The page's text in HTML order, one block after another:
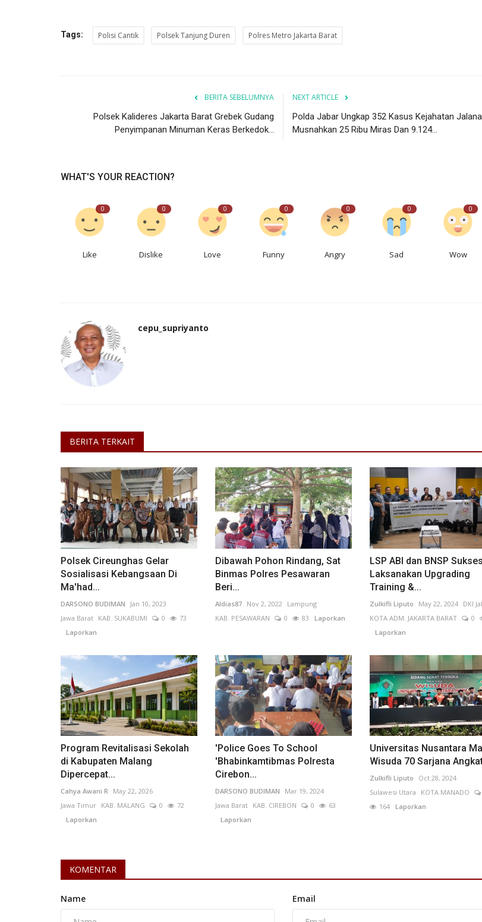
Tags: Polisi Cantik Polsek Tanjung Duren Polres Metro Jakarta Barat
BERITA SEBELUMNYA
Polsek Kalideres Jakarta Barat Grebek Gudang
Penyimpanan Minuman Keras Berkedok...
NEXT ARTICLE
Polda Jabar Ungkap 352 Kasus Kejahatan
Musnahkan 25 Ribu Miras Dan 9.124...
WHAT'S YOUR REACTION?
0
Like
0
Dislike
0
Love
0
Funny
0
Angry
0
Sad
0
Wow
cepu_supriyanto
BERITA TERKAIT
Polsek Cireunghas Gelar
Sosialisasi Kebangsaan Di
Ma'had...
DARSONO BUDIMAN
Jan 10, 2023
Jawa Barat KAB. SUKABUMI 0
73
Laporkan
Dibawah Pohon Rindang, Sat
Binmas Polres Pesawaran
Beri...
Aldias87 Nov 2, 2022
Lampung
KAB. PESAWARAN
0 83 Laporkan
LSP ABI dan BNSP Sukses
Laksanakan Upgrading
Training &...
Zulkifli Liputo May 22, 2024
DKI
KOTA ADM. JAKARTA BARAT
0
Laporkan
Program Revitalisasi Sekolah
di Kabupaten Malang
Dipercepat...
Cahya Awani R May 22, 2026
Jawa Timur KAB. MALANG 0
72
Laporkan
'Police Goes To School
'Bhabinkamtibmas Polresta
Cirebon...
DARSONO BUDIMAN
Mar 19, 2024
Jawa Barat
KAB. CIREBON 0
63
Laporkan
Universitas Nusantara
Wisuda 70 Sarjana
Zulkifli Liputo
Oct 28, 2024
Sulawesi Utara
KOTA MANADO
164Laporkan
KOMENTAR
Name Email
Sulawesi Utara
HUT YCMI ke 4 Tahun, Dens Baeruma:
Octavianus Barauntu Aug 18, 2024
Sulawesi Utara
KOTA BITUNG
0 107Laporkan
Pendidikan
Pemerintah Provinsi Kalimantan
Perkuat Transformasi...
Rahma Brahmana Aug 4, 2026
Kalimantan Barat
KOTA PONTIANAK
0 12Laporkan